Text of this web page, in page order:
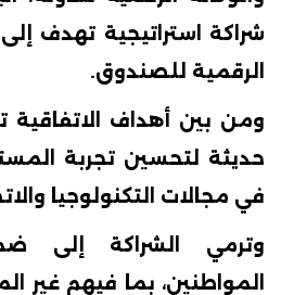
شراكة استراتيجية تهدف إلى
الرقمية للصندوق.
ومن بين أهداف الاتفاقية
حديثة لتحسين تجربة
في مجالات التكنولوجيا
وترمي الشراكة إلى
المواطنين، بما فيهم غير